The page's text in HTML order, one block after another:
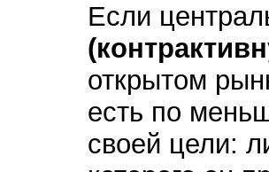
Если
открытом
есть по
своей цели: